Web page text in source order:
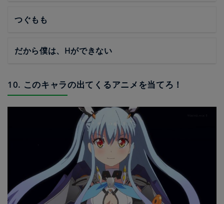
つぐもも
だから僕は、Hができない
10. このキャラの出てくるアニメを当てろ！